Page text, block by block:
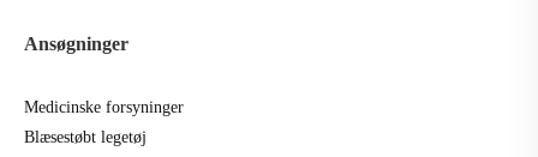
Ansøgninger
Medicinske forsyninger
Blæsestøbt legetøj